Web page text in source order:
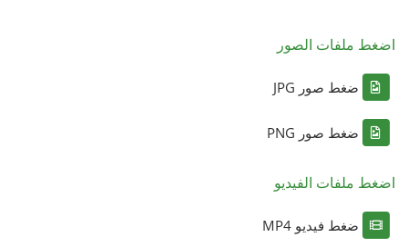
اضغط ملفات الصور
ضغط صور JPG
ضغط صور PNG
اضغط ملفات الفيديو
ضغط فيديو MP4